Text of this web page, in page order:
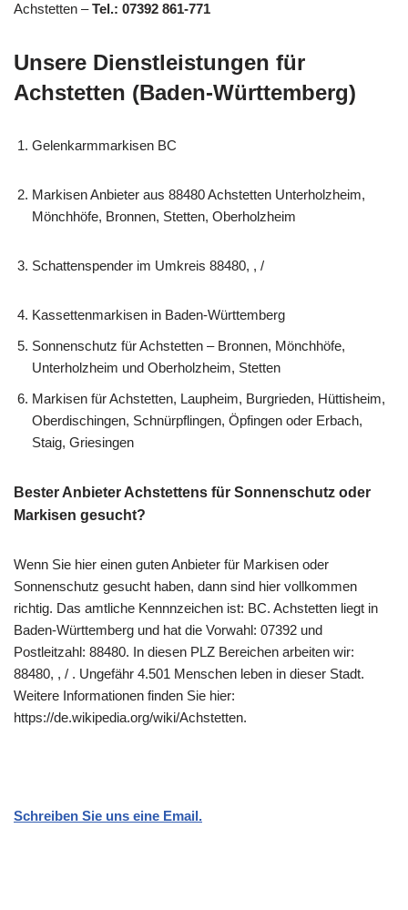
Achstetten –Tel.: 07392 861-771
Unsere Dienstleistungen für
Achstetten (Baden-Württemberg)
Gelenkarmmarkisen BC
Markisen Anbieter aus 88480 Achstetten Unterholzheim,
Mönchhöfe, Bronnen, Stetten, Oberholzheim
Schattenspender im Umkreis 88480, , /
Kassettenmarkisen in Baden-Württemberg
Sonnenschutz für Achstetten – Bronnen, Mönchhöfe,
Unterholzheim und Oberholzheim, Stetten
Markisen für Achstetten, Laupheim, Burgrieden, Hüttisheim,
Oberdischingen, Schnürpflingen, Öpfingen oder Erbach,
Staig, Griesingen
Bester Anbieter Achstettens für Sonnenschutz oder
Markisen gesucht?
Wenn Sie hier einen guten Anbieter für Markisen oder
Sonnenschutz gesucht haben, dann sind hier vollkommen
richtig. Das amtliche Kennnzeichen ist: BC. Achstetten liegt in
Baden-Württemberg und hat die Vorwahl: 07392 und
Postleitzahl: 88480. In diesen PLZ Bereichen arbeiten wir:
88480, , / . Ungefähr 4.501 Menschen leben in dieser Stadt.
Weitere Informationen finden Sie hier:
https://de.wikipedia.org/wiki/Achstetten.
Schreiben Sie uns eine Email.